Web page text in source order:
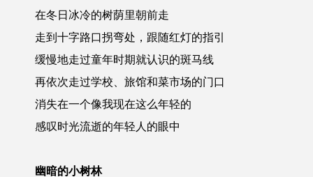
在冬日冰冷的树荫里朝前走
走到十字路口拐弯处，跟随红灯的指引
缓慢地走过童年时期就认识的斑马线
再依次走过学校、旅馆和菜市场的门口
消失在一个像我现在这么年轻的
感叹时光流逝的年轻人的眼中
幽暗的小树林